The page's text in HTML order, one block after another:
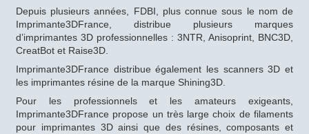
Depuis plusieurs années, FDBI, plus connue sous le nom de
Imprimante3DFrance, distribue plusieurs marques
d’imprimantes 3D professionnelles : 3NTR, Anisoprint, BNC3D,
CreatBot et Raise3D.
Imprimante3DFrance distribue également les scanners 3D et
les imprimantes résine de la marque Shining3D.
Pour les professionnels et les amateurs exigeants,
Imprimante3DFrance propose un très large choix de filaments
pour imprimantes 3D ainsi que des résines, composants et